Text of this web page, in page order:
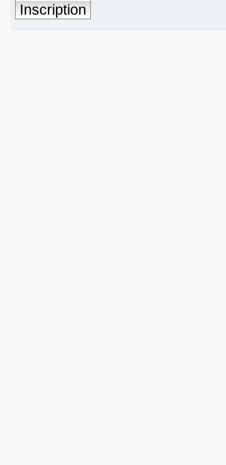
Inscription